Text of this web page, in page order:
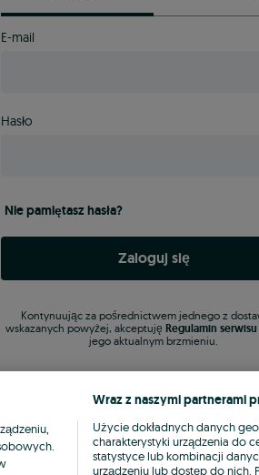
E-mail
Hasło
Nie pamiętasz hasła?
Zaloguj się
Kontynuując za pośrednictwem jednego z
wskazanych powyżej, akceptuję Regulamin serwisu
jego aktualnym brzmieniu.
Wraz z naszymi partnerami
Użycie dokładnych danych
charakterystyki urządzenia do
statystyce lub kombinacji
urządzeniu lub dostęp do nich.